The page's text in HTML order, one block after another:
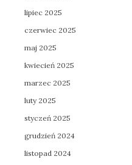
lipiec 2025
czerwiec 2025
maj 2025
kwiecień 2025
marzec 2025
luty 2025
styczeń 2025
grudzień 2024
listopad 2024